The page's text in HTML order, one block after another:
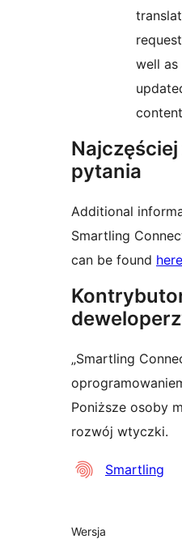
well as
pytania
Additional
Smartling
can be found here
„Smartling
Poniższe osoby
rozwój wtyczki.
Zaangażowani
Smartling
Meta
Wersja